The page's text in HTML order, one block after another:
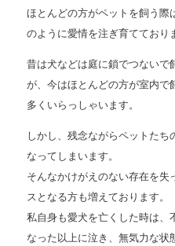
ほとんどの方がペットを飼う
のように愛情を注ぎ育てており
昔は犬などは庭に鎖でつないで
が、今はほとんどの方が室内で
多くいらっしゃいます。
しかし、残念ながらペットたち
なってしまいます。
そんなかけがえのない存在を失
スとなる方も増えております。
私自身も愛犬を亡くした時は、
なった以上に泣き、無気力な状